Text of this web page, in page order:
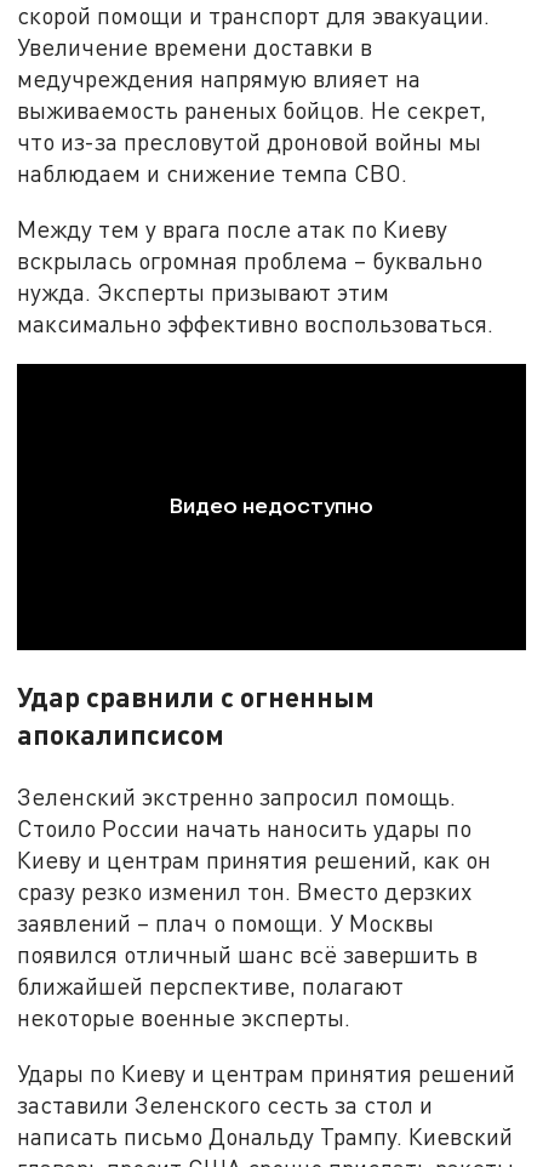
скорой помощи и транспорт для эвакуации.
Увеличение времени доставки в
медучреждения напрямую влияет на
выживаемость раненых бойцов. Не секрет,
что из-за пресловутой дроновой войны мы
наблюдаем и снижение темпа СВО.
Между тем у врага после атак по Киеву
вскрылась огромная проблема – буквально
нужда. Эксперты призывают этим
максимально эффективно воспользоваться.
Удар сравнили с огненным
апокалипсисом
Зеленский экстренно запросил помощь.
Стоило России начать наносить удары по
Киеву и центрам принятия решений, как он
сразу резко изменил тон. Вместо дерзких
заявлений – плач о помощи. У Москвы
появился отличный шанс всё завершить в
ближайшей перспективе, полагают
некоторые военные эксперты.
Удары по Киеву и центрам принятия решений
заставили Зеленского сесть за стол и
написать письмо Дональду Трампу. Киевский